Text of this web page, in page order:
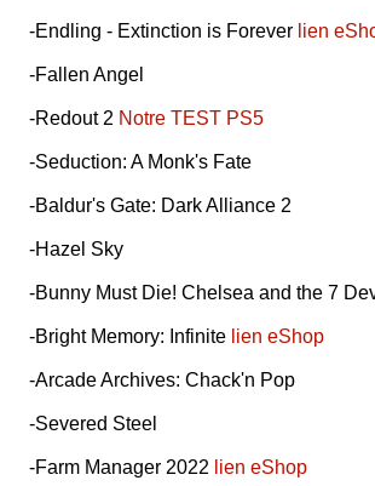
-Endling - Extinction is Forever lien
-Fallen Angel
-Redout 2 Notre TEST PS5
-Seduction: A Monk's Fate
-Baldur's Gate: Dark Alliance 2
-Hazel Sky
-Bunny Must Die! Chelsea and the 7
-Bright Memory: Infinite lien eShop
-Arcade Archives: Chack'n Pop
-Severed Steel
-Farm Manager 2022 lien eShop